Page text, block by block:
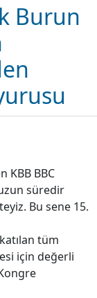
Burun
KBB BBC
süredir
Bu sene 15.
tüm
için değerli